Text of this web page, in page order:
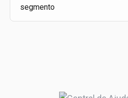
segmento